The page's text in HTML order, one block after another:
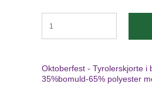
Oktoberfest - Tyrolerskjorte
35%bomuld-65% polyester